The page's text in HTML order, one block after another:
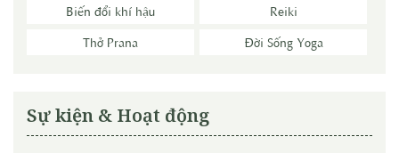
Biến đổi khí hậu
Reiki
Thở Prana
Đời Sống Yoga
Sự kiện & Hoạt động